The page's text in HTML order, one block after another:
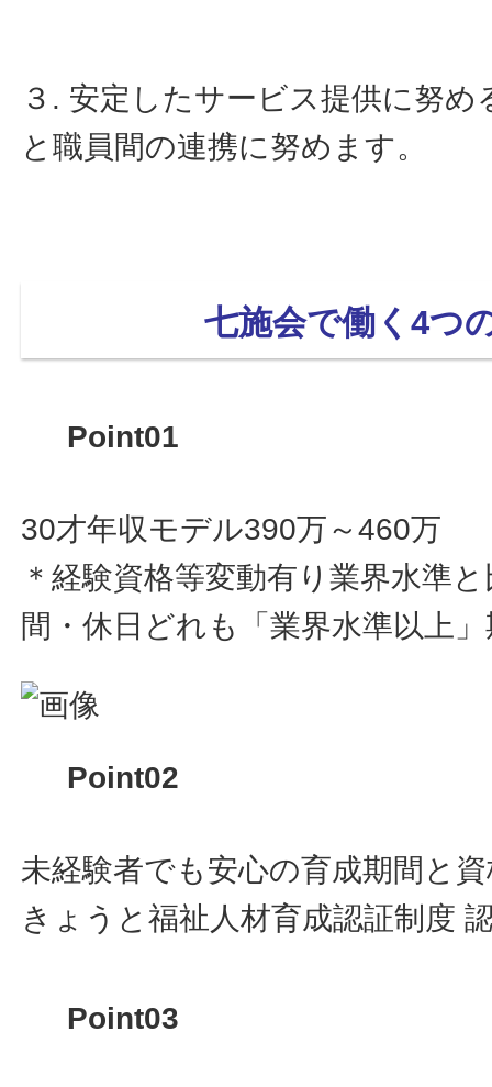
３. 安定したサービス提供に努
と職員間の連携に努めます。
七施会で働く4つ
Point01
30才年収モデル390万～460万
＊経験資格等変動有り業界水準
間・休日どれも「業界水準以上
Point02
未経験者でも安心の育成期間と
きょうと福祉人材育成認証制度
Point03